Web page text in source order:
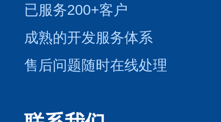
已服务200+客户
成熟的开发服务体系
售后问题随时在线处理